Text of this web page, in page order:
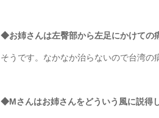
◆お姉さんは左臀部から左足にかけての
そうです。なかなか治らないので台湾の
◆Mさんはお姉さんをどういう風に説得